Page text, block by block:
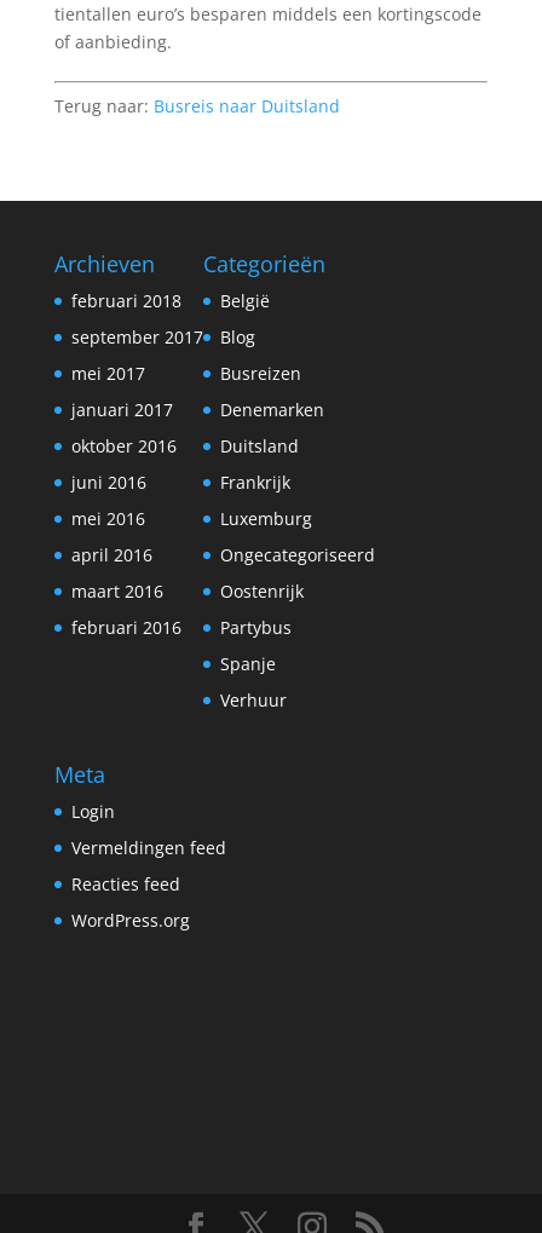
tientallen euro’s besparen middels een kortingscode
of aanbieding.
Terug naar: Busreis naar Duitsland
Archieven
februari 2018
september 2017
mei 2017
januari 2017
oktober 2016
juni 2016
mei 2016
april 2016
maart 2016
februari 2016
Categorieën
België
Blog
Busreizen
Denemarken
Duitsland
Frankrijk
Luxemburg
Ongecategoriseerd
Oostenrijk
Partybus
Spanje
Verhuur
Meta
Login
Vermeldingen feed
Reacties feed
WordPress.org